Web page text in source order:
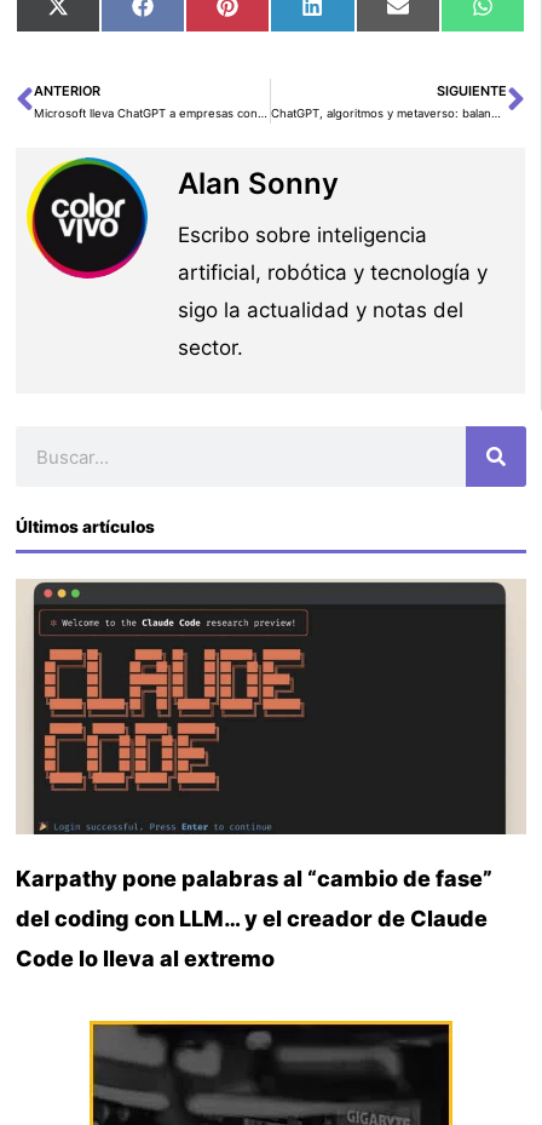
Compartir
en
X
Compartir
en
FacebookCompartir
en
PinterestCompartir
en
LinkedInCompartir
en
Email
en
Ant
ANTERIOR SIGUIENTE
Alan Sonny
Escribo sobre inteligencia
artificial, robótica y tecnología y
sigo la actualidad y notas del
sector.
Últimos artículos
Karpathy pone palabras al “cambio de fase”
del coding con LLM… y el creador de Claude
Code lo lleva al extremo